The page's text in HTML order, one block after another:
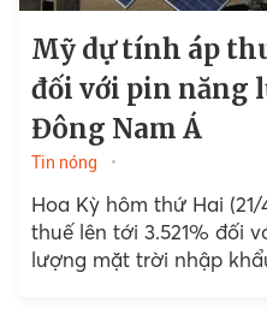
Mỹ dự tính áp
đối với pin năng
Đông Nam Á
Tin nóng
Hoa Kỳ hôm thứ Hai
thuế lên tới 3.521% đối
lượng mặt trời nhập